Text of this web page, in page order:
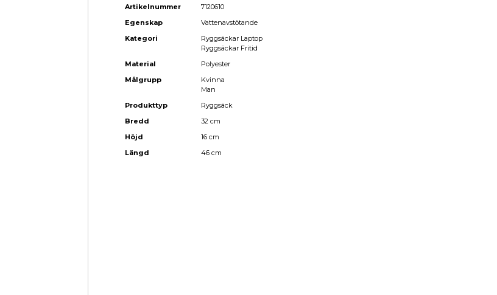
Artikelnummer
7120610
Egenskap
Vattenavstötande
Kategori
Ryggsäckar Laptop
Ryggsäckar Fritid
Material
Polyester
Målgrupp
Kvinna
Man
Produkttyp
Ryggsäck
Bredd
32 cm
Höjd
16 cm
Längd
46 cm